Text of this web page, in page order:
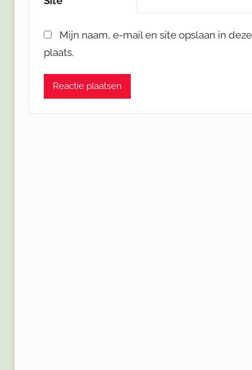
Mijn naam, e-mail en site opslaan in
plaats.